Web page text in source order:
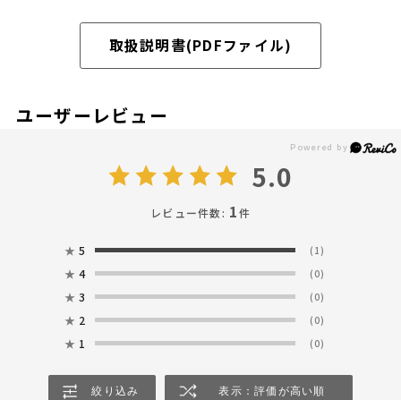
取扱説明書(PDFファイル)
ユーザーレビュー
5.0
レビュー件数: 1件
★ 5 (1)
★ 4 (0)
★ 3 (0)
★ 2 (0)
★ 1 (0)
絞り込み 表示：評価が高い順